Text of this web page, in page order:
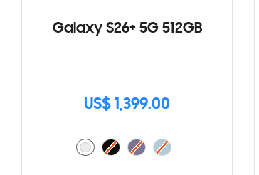
Galaxy S26+ 5G 512GB
US$ 1,399.00